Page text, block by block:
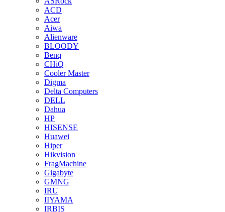
ACD
Acer
Aiwa
Alienware
BLOODY
Benq
CHiQ
Cooler Master
Digma
Delta Computers
DELL
Dahua
HP
HISENSE
Huawei
Hiper
Hikvision
FragMachine
Gigabyte
GMNG
IRU
IIYAMA
IRBIS